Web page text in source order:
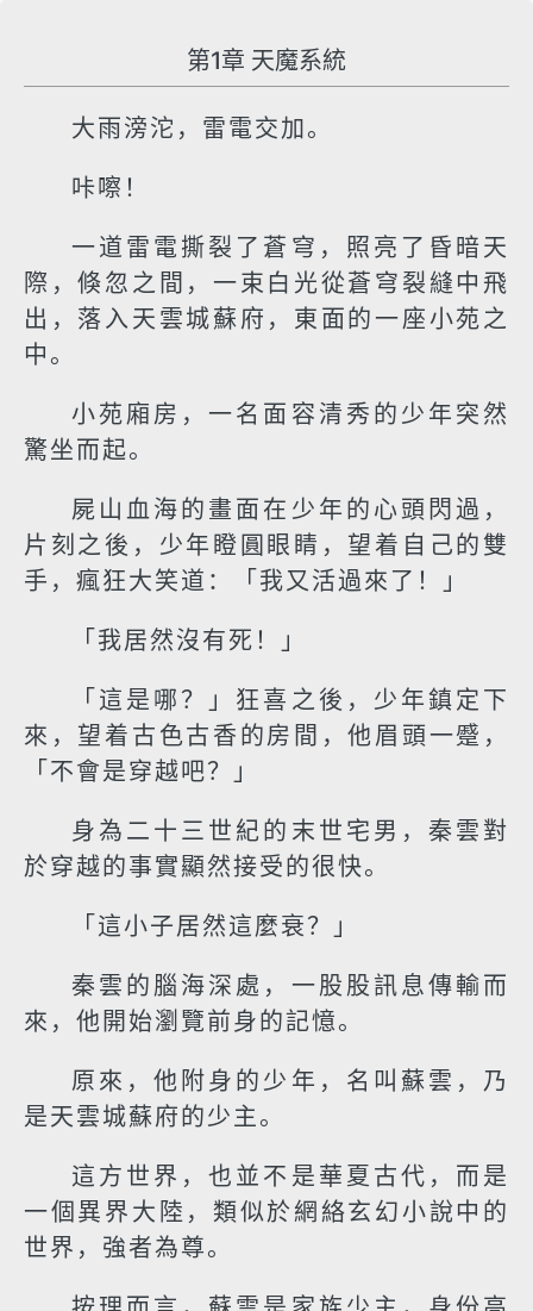
第1章 天魔系統
大雨滂沱，雷電交加。
咔嚓！
一道雷電撕裂了蒼穹，照亮了昏暗天
際，倏忽之間，一束白光從蒼穹裂縫中飛
出，落入天雲城蘇府，東面的一座小苑之
中。
小苑廂房，一名面容清秀的少年突然
驚坐而起。
屍山血海的畫面在少年的心頭閃過，
片刻之後，少年瞪圓眼睛，望着自己的雙
手，瘋狂大笑道：「我又活過來了！」
「我居然沒有死！」
「這是哪？」狂喜之後，少年鎮定下
來，望着古色古香的房間，他眉頭一蹙，
「不會是穿越吧？」
身為二十三世紀的末世宅男，秦雲對
於穿越的事實顯然接受的很快。
「這小子居然這麼衰？」
秦雲的腦海深處，一股股訊息傳輸而
來，他開始瀏覽前身的記憶。
原來，他附身的少年，名叫蘇雲，乃
是天雲城蘇府的少主。
這方世界，也並不是華夏古代，而是
一個異界大陸，類似於網絡玄幻小說中的
世界，強者為尊。